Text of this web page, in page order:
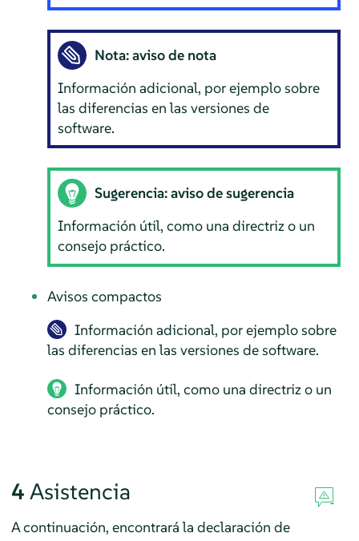
Nota: aviso de nota
Información adicional, por ejemplo sobre
las diferencias en las versiones de
software.
Sugerencia: aviso de sugerencia
Información útil, como una directriz o un
consejo práctico.
Avisos compactos
Información adicional, por ejemplo sobre
las diferencias en las versiones de software.
Información útil, como una directriz o un
consejo práctico.
4 Asistencia
A continuación, encontrará la declaración de